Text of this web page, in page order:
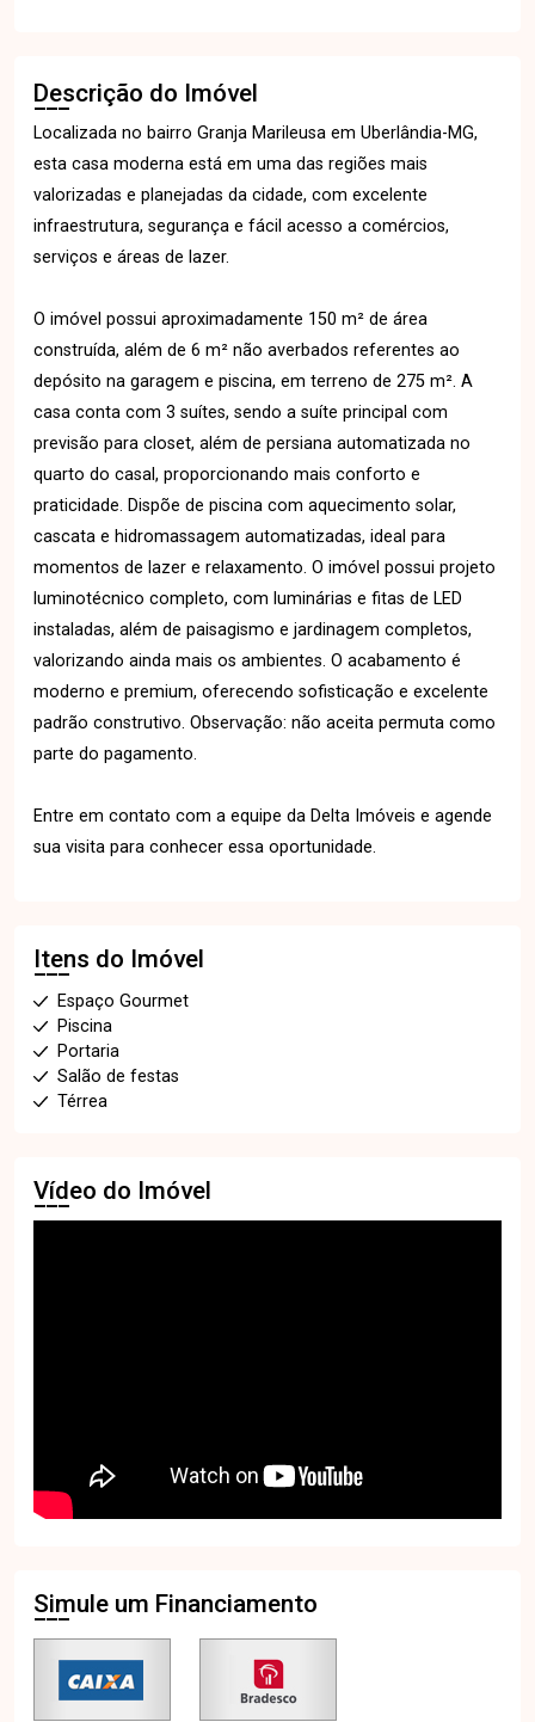
Descrição do Imóvel
Localizada no bairro Granja Marileusa em Uberlândia-MG,
esta casa moderna está em uma das regiões mais
valorizadas e planejadas da cidade, com excelente
infraestrutura, segurança e fácil acesso a comércios,
serviços e áreas de lazer.
O imóvel possui aproximadamente 150 m² de área
construída, além de 6 m² não averbados referentes ao
depósito na garagem e piscina, em terreno de 275 m². A
casa conta com 3 suítes, sendo a suíte principal com
previsão para closet, além de persiana automatizada no
quarto do casal, proporcionando mais conforto e
praticidade. Dispõe de piscina com aquecimento solar,
cascata e hidromassagem automatizadas, ideal para
momentos de lazer e relaxamento. O imóvel possui projeto
luminotécnico completo, com luminárias e fitas de LED
instaladas, além de paisagismo e jardinagem completos,
valorizando ainda mais os ambientes. O acabamento é
moderno e premium, oferecendo sofisticação e excelente
padrão construtivo. Observação: não aceita permuta como
parte do pagamento.
Entre em contato com a equipe da Delta Imóveis e agende
sua visita para conhecer essa oportunidade.
Itens do Imóvel
Espaço Gourmet
Piscina
Portaria
Salão de festas
Térrea
Vídeo do Imóvel
Simule um Financiamento